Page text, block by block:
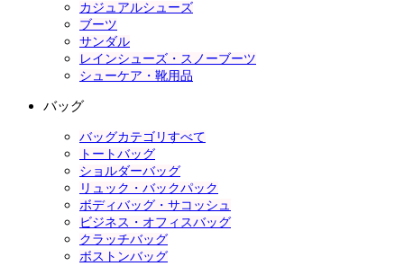
カジュアルシューズ
ブーツ
サンダル
レインシューズ・スノーブーツ
シューケア・靴用品
バッグ
バッグカテゴリすべて
トートバッグ
ショルダーバッグ
リュック・バックパック
ボディバッグ・サコッシュ
ビジネス・オフィスバッグ
クラッチバッグ
ボストンバッグ